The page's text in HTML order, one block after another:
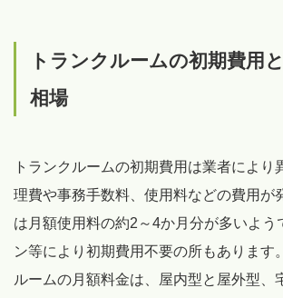
トランクルームの初期費用
相場
トランクルームの初期費用は業者により
理費や事務手数料、使用料などの費用が
は月額使用料の約2～4か月分が多いよう
ン等により初期費用不要の所もあります
ルームの月額料金は、屋内型と屋外型、